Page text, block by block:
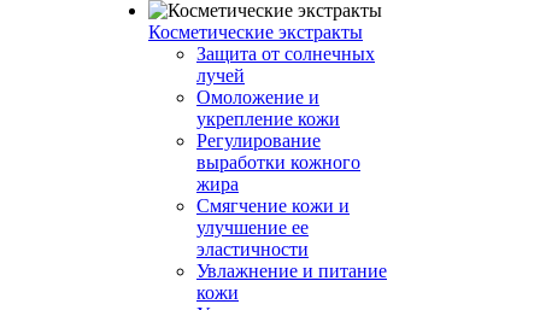
Косметические экстракты
Защита от солнечных
лучей
Омоложение и
укрепление кожи
Регулирование
выработки кожного
жира
Смягчение кожи и
улучшение ее
эластичности
Увлажнение и питание
кожи